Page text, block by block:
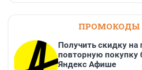
ПРОМОКОДЫ
Получить скидку на
повторную покупку
Яндекс Афише